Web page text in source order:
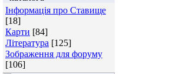
Інформація про Ставище
[18]
Карти [84]
Література [125]
Зображення для форуму
[106]